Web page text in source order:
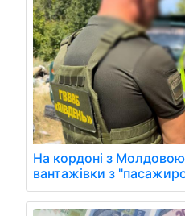
На кордоні з
вантажівки з